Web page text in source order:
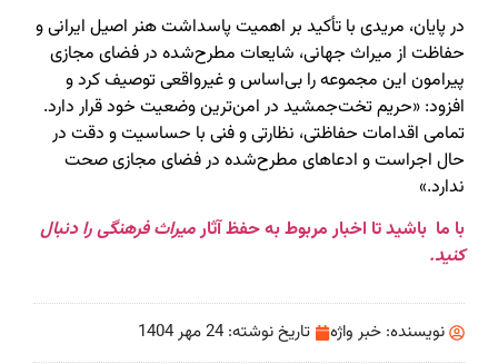
در پایان، مریدی با تأکید بر اهمیت پاسداشت هنر اصیل ایرانی و
حفاظت از میراث جهانی، شایعات مطرح‌شده در فضای مجازی
پیرامون این مجموعه را بی‌اساس و غیرواقعی توصیف کرد و
افزود: «حریم تخت‌جمشید در امن‌ترین وضعیت خود قرار دارد.
تمامی اقدامات حفاظتی، نظارتی و فنی با حساسیت و دقت در
حال اجراست و ادعاهای مطرح‌شده در فضای مجازی صحت
ندارد.»
با ما باشید تا اخبار مربوط به حفظ آثارمیراث فرهنگی را دنبال
کنید.
نویسنده: خبر واژه تاریخ نوشته: 24 مهر 1404